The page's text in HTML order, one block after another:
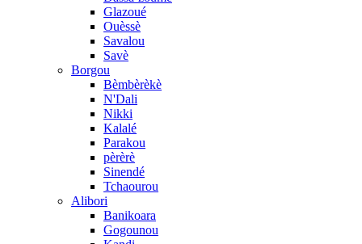
Glazoué
Ouèssè
Savalou
Savè
Borgou
Bèmbèrèkè
N'Dali
Nikki
Kalalé
Parakou
pèrèrè
Sinendé
Tchaourou
Alibori
Banikoara
Gogounou